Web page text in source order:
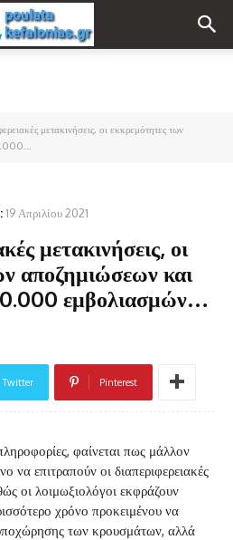
μετακινήσεις, οι εκκρεμότητες των
19 Απριλίου 2021
μετακινήσεις, οι
αποζημιώσεων και
εμβολιασμών…
Twitter Pinterest
φαίνεται πως μάλλον
να επιτραπούν οι διαπεριφερειακές
οι λοιμωξιολόγοι εκφράζουν
χρόνο προκειμένου να
των κρουσμάτων, αλλά